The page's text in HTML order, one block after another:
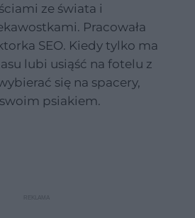
ze świata i
Pracowała
SEO. Kiedy tylko ma
lubi usiąść na fotelu z
się na spacery,
psiakiem.